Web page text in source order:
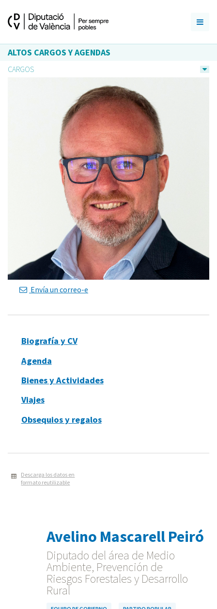
ALTOS CARGOS Y AGENDAS
CARGOS
Envía un correo-e
Biografía y CV
Agenda
Bienes y Actividades
Viajes
Obsequios y regalos
Descarga los datos en
formato reutilizable
Avelino Mascarell Peiró
Diputado del área de Medio
Ambiente, Prevención de
Riesgos Forestales y Desarrollo
Rural